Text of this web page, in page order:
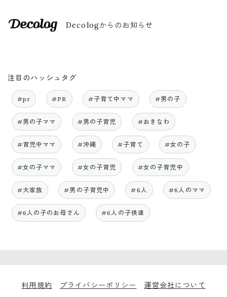
Decologからのお知らせ
注目のハッシュタグ
#pr #PR #子育て中ママ #男の子
#男の子ママ #男の子育児 #おきなわ
#育児中ママ #沖縄 #子育て #女の子
#女の子ママ #女の子育児 #女の子育児中
#大家族 #男の子育児中 #6人 #6人のママ
#6人の子のお母さん #6人の子供達
利用規約 プライバシーポリシー 運営会社について